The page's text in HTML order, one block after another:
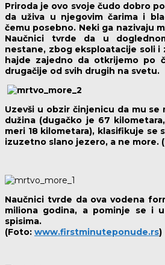
Priroda je ovo svoje čudo dobro
da uživa u njegovim čarima i
čemu posebno. Neki ga nazivaju
Naučnici tvrde da u
nestane, zbog eksploatacije soli i
hajde zajedno da otkrijemo po
drugačije od svih drugih na svetu.
Uzevši u obzir činjenicu da mu
dužina (dugačko je 67
meri 18 kilometara), klasifikuje se
izuzetno slano jezero, a ne more.
Naučnici tvrde da ova vodena
miliona godina, a pominje se i
spisima.
(Foto: www.firstminuteponude.rs)